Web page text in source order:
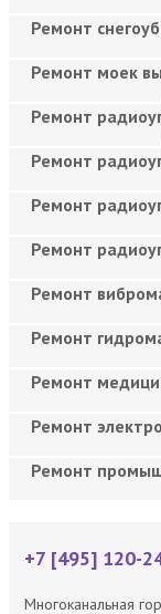
Ремонт
Ремонт моек
Ремонт
Ремонт
Ремонт
Ремонт
Ремонт
Ремонт
Ремонт
Ремонт
Ремонт
+7 [495] 120-
Многоканальная